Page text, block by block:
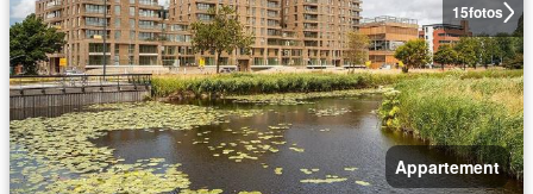
15fotos
Appartement